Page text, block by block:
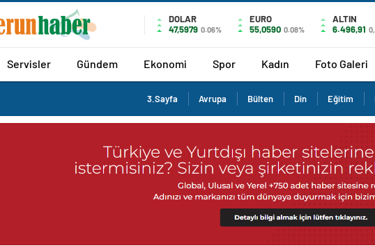
DOLAR
47,5979 0.06%
EURO
55,0590 0.08%
ALTIN
6.496,91
Servisler Gündem Ekonomi Spor Kadın Foto Galeri
3.Sayfa Avrupa Bülten Din Eğitim